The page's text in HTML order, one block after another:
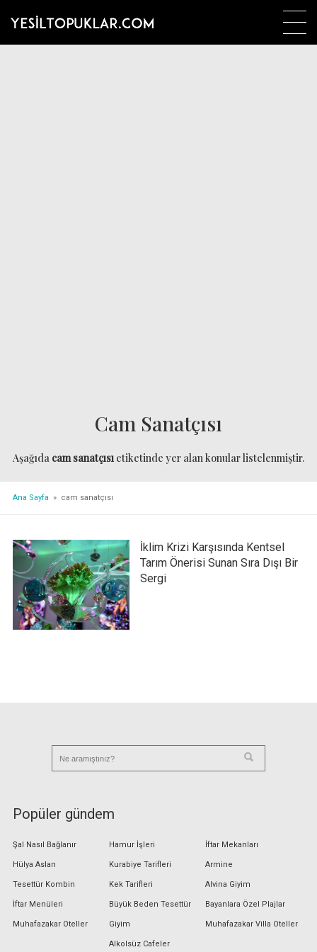
Cam Sanatçısı
Aşağıda cam sanatçısıetiketinde yer alan konular listelenmiştir.
Ana Sayfa » cam sanatçısı
İklim Krizi Karşısında Kentsel
Tarım Önerisi Sunan Sıra Dışı Bir
Sergi
Popüler gündem
Şal Nasıl Bağlanır
Hülya Aslan
Tesettür Kombin
İftar Menüleri
Muhafazakar Oteller
Hamur İşleri
Kurabiye Tarifleri
Kek Tarifleri
Büyük Beden Tesettür
Giyim
Alkolsüz Cafeler
İftar Mekanları
Armine
Alvina Giyim
Bayanlara Özel Plajlar
Muhafazakar Villa Oteller